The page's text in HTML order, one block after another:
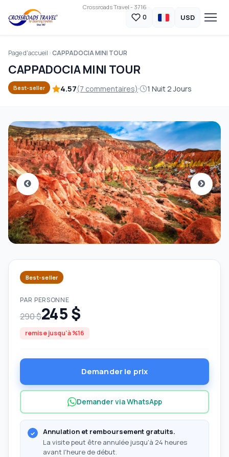
Crossroads Travel - 3716
0 USD
Page d'accueil CAPPADOCIA MINI TOUR
CAPPADOCIA MINI TOUR
Best-seller 4.57(7 commentaires) 1 Nuit 2 Jours
Best-seller
PAR PERSONNE
290 $245 $
remise jusqu'à %16
Demander le prix
Demander via WhatsApp
Annulation et remboursement gratuits.
La visite peut être annulée jusqu'à 24 heures
avant l'heure de début.